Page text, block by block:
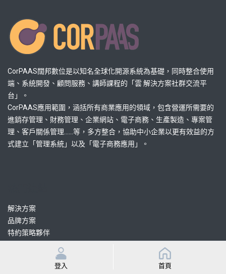
CorPAAS闊邦數位是以知名全球化開源系統為基礎，同時整合使用
端、系統開發、顧問服務、講師課程的「雲 解決方案社群交流平
台」。
CorPAAS應用範圍，涵括所有商業應用的領域，包含營運所需要的
進銷存管理、財務管理、企業網站、電子商務、生產製造、專案管
理、客戶關係管理......等，多方整合，協助中小企業以更有效益的方
式建立「管理系統」以及「電子商務應用」。
解決方案
品牌方案
特約策略夥伴
登入 首頁